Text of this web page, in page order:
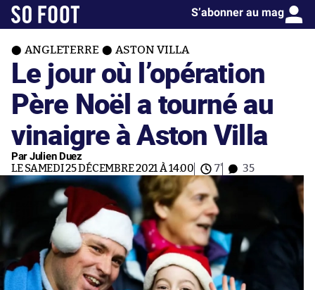
S’abonner au mag
ANGLETERRE ASTON VILLA
Le jour où l’opération
Père Noël a tourné au
vinaigre à Aston Villa
Par Julien Duez
LE SAMEDI 25 DÉCEMBRE 2021 À 14:00 7' 35